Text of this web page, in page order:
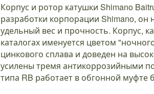
Корпус и ротор катушки Shimano
разработки корпорации Shimano, он
удельный вес и прочность. Корпус,
каталогах именуется цветом
цинкового сплава и доведен на
усилены тремя антикоррозийными
типа RB работает в обгонной муфте